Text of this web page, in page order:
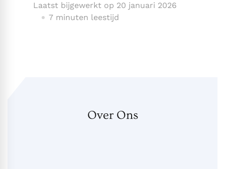
Laatst bijgewerkt op 20 januari 2026
7 minuten leestijd
Over Ons